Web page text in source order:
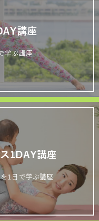
講座
学ぶ講座
1DAY講座
1日で学ぶ講座